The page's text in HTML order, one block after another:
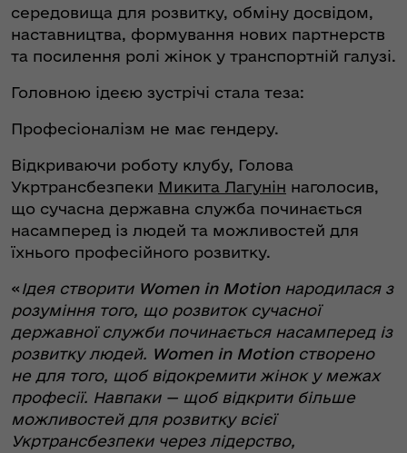
середовища для розвитку, обміну досвідом,
наставництва, формування нових партнерств
та посилення ролі жінок у транспортній галузі.
Головною ідеєю зустрічі стала теза:
Професіоналізм не має гендеру.
Відкриваючи роботу клубу, Голова
Укртрансбезпеки Микита Лагунін наголосив,
що сучасна державна служба починається
насамперед із людей та можливостей для
їхнього професійного розвитку.
« Ідея створити Women in Motionнародилася з
розуміння того, що розвиток сучасної
державної служби починається насамперед із
розвитку людей. Women in Motionстворено
не для того, щоб відокремити жінок у межах
професії. Навпаки — щоб відкрити більше
можливостей для розвитку всієї
Укртрансбезпеки через лідерство,